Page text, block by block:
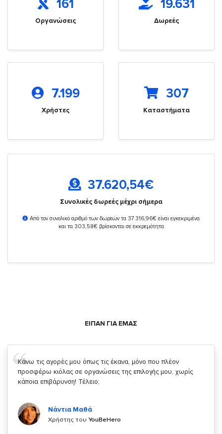
161
Οργανώσεις
19.631
Δωρεές
7.199
Χρήστες
307
Καταστήματα
37.620,54€
Συνολικές δωρεές μέχρι σήμερα
Από τον συνολικό αριθμό των δωρεών τα 37.316,96€ είναι εγκεκριμένα
και τα 303,58€ βρίσκονται σε εκκρεμότητα
ΕΙΠΑΝ ΓΙΑ ΕΜΑΣ
Σας ευχαριστώ που μας δίνετε την δυνατότητα να κάνουμε
κάτι!
Χρήστης τουYouBeHero